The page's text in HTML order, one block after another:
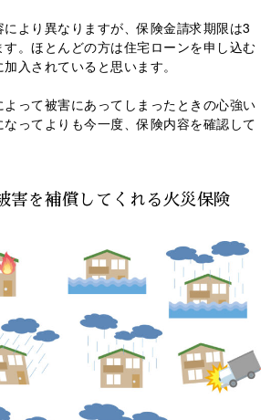
より異なりますが、保険金請求期限は3
。ほとんどの方は住宅ローンを申し込む
入されていると思います。
って被害にあってしまったときの心強い
ってよりも今一度、保険内容を確認して
害を補償してくれる火災保険